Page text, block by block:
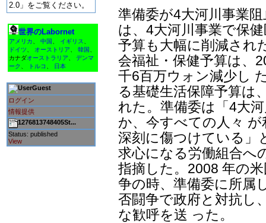
2.0」をご覧ください。
世界のLabornet
アメリカ 中国 イギリス
ドイツ
オーストリア 韓国
カナダオーストラリア
デンマ
ーク
トルコ 日本
Guest
ログイン
情報提供
1276813748405St...
Status: published
View
準備委が4大河川事業
は、4大河川事業で保
予算も大幅に削減され
会福祉・保健予算は、
千6百万ウォン減少し
る基礎生活保障予算は
れた。準備委は「4大
か、今すべての人々
深刻に傷つけている」
求心になる労働組合へ
指摘した。2008 年の
争の時、準備委に所属
否闘争で政府と対抗し
な歓呼を送 った。